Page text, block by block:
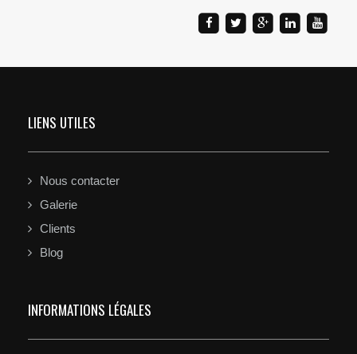
LIENS UTILES
Nous contacter
Galerie
Clients
Blog
INFORMATIONS LÉGALES